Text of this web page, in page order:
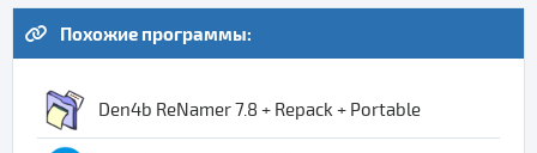
Похожие программы:
Den4b ReNamer 7.8 + Repack + Portable